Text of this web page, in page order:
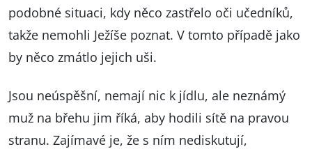
podobné situaci, kdy něco zastřelo oči učedníků,
takže nemohli Ježíše poznat. V tomto případě jako
by něco zmátlo jejich uši.
Jsou neúspěšní, nemají nic k jídlu, ale neznámý
muž na břehu jim říká, aby hodili sítě na pravou
stranu. Zajímavé je, že s ním nediskutují,